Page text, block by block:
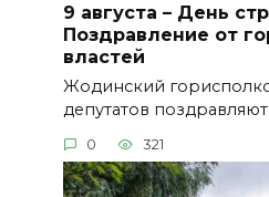
9 августа – День
Поздравление от
властей
Жодинский
депутатов поздравляют
0 321